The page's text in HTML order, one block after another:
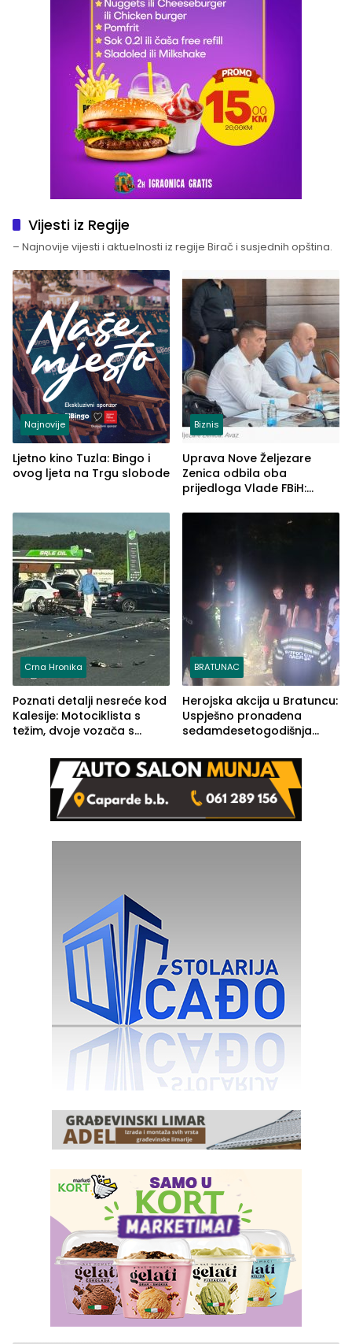
Vijesti iz Regije
– Najnovije vijesti i aktuelnosti iz regije Birač i susjednih opština.
Najnovije
Ljetno kino Tuzla: Bingo i
ovog ljeta na Trgu slobode
Biznis
Uprava Nove Željezare
Zenica odbila oba
prijedloga Vlade FBiH:
rješenje
Crna Hronika
Poznati detalji nesreće kod
Kalesije: Motociklista s
težim, dvoje vozača s
BRATUNAC
Herojska akcija u Bratuncu:
Uspješno pronađena
sedamdesetogodišnja
Kravice.